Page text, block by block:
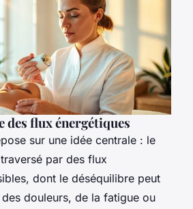
des flux énergétiques
sur une idée centrale : le
par des flux
dont le déséquilibre peut
douleurs, de la fatigue ou